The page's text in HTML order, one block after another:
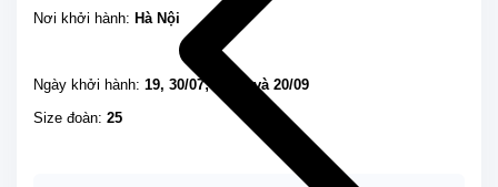
Nơi khởi hành: Hà Nội
Ngày khởi hành: 19, 30/07; 13/08 và 20/09
Size đoàn: 25